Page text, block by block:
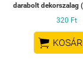
darabolt dekorszalag
320 Ft
